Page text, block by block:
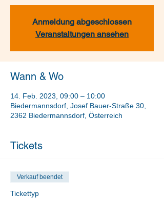
Anmeldung abgeschlossen
Veranstaltungen ansehen
Wann & Wo
14. Feb. 2023, 09:00 – 10:00
Biedermannsdorf, Josef Bauer-Straße 30,
2362 Biedermannsdorf, Österreich
Tickets
Verkauf beendet
Tickettyp